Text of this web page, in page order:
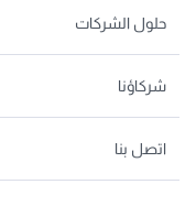
حلول الشركات
شركاؤنا
اتصل بنا